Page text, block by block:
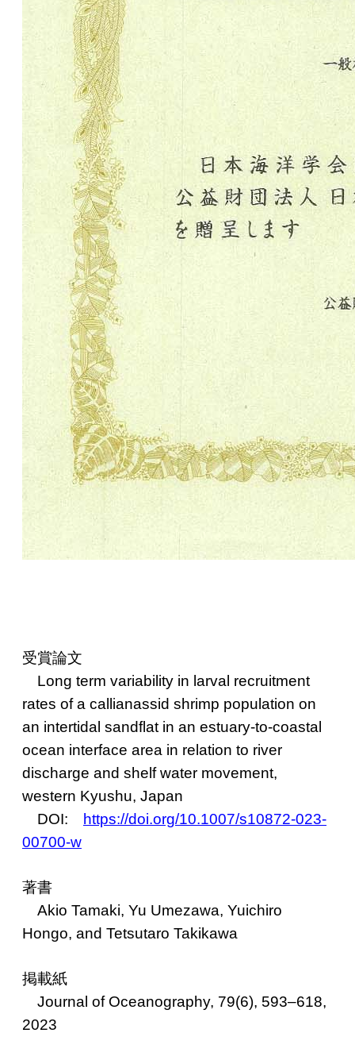
受賞論文
Long term variability in larval recruitment
rates of a callianassid shrimp population on
an intertidal sandflat in an estuary‑to‑coastal
ocean interface area in relation to river
discharge and shelf water movement,
western Kyushu, Japan
DOI:
https://doi.org/10.1007/s10872-023-
00700-w
著書
Akio Tamaki, Yu Umezawa, Yuichiro
Hongo, and Tetsutaro Takikawa
掲載紙
Journal of Oceanography, 79(6), 593–618,
2023